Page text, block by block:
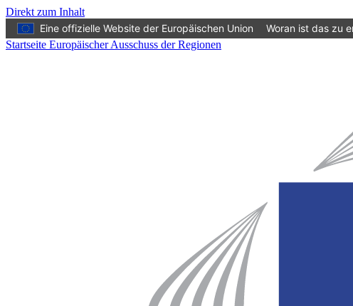
Direkt zum Inhalt
Eine offizielle Website der Europäischen Union
Woran ist das zu
Startseite Europäischer Ausschuss der Regionen